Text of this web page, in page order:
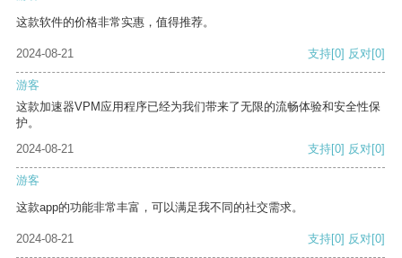
这款软件的价格非常实惠，值得推荐。
2024-08-21 支持[0] 反对[0]
游客
这款加速器VPM应用程序已经为我们带来了无限的流畅体验和安全性保
护。
2024-08-21
支持[0] 反对[0]
游客
这款app的功能非常丰富，可以满足我不同的社交需求。
2024-08-21 支持[0] 反对[0]